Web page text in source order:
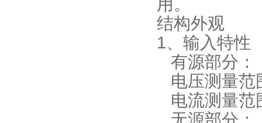
用。
结构外观
1、输入特性
有源部分：
电压测量范
电流测量范